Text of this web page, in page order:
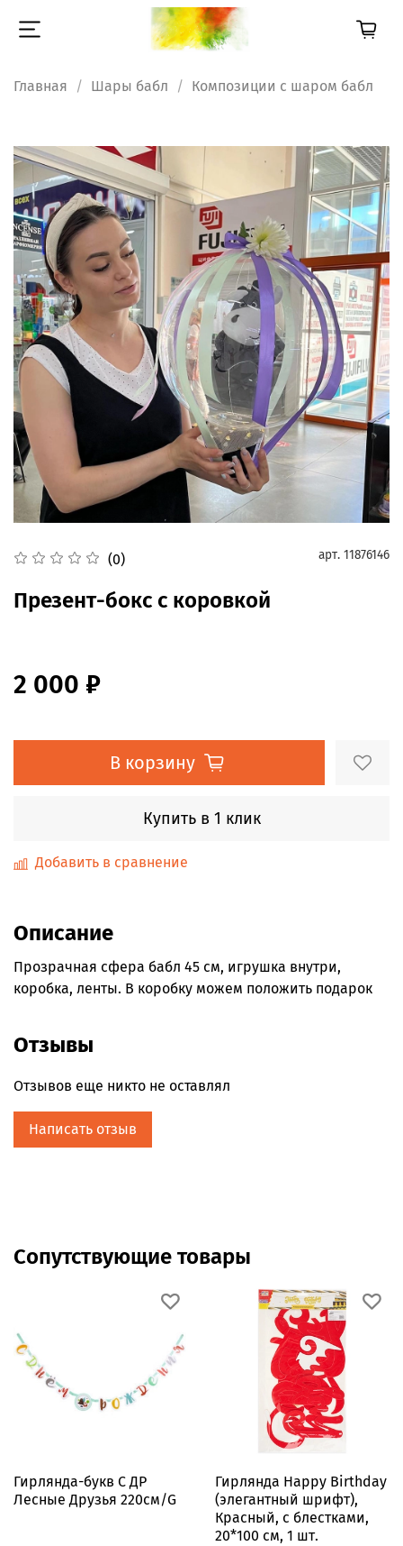
Главная Шары бабл Композиции с шаром бабл
(0) арт. 11876146
Презент-бокс с коровкой
2 000 ₽
В корзину
Купить в 1 клик
Добавить в сравнение
Описание
Прозрачная сфера бабл 45 см, игрушка внутри,
коробка, ленты. В коробку можем положить подарок
Отзывы
Отзывов еще никто не оставлял
Написать отзыв
Сопутствующие товары
Гирлянда-букв С ДР
Лесные Друзья 220см/G
Гирлянда Happy Birthday
(элегантный шрифт),
Красный, с блестками,
20*100 см, 1 шт.